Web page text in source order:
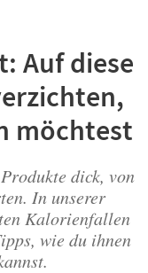
Auf diese
möchtest
dick, von
In unserer
Kalorienfallen
wie du ihnen